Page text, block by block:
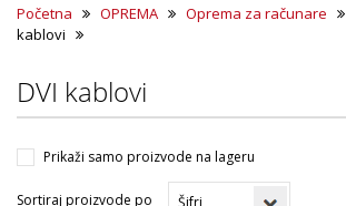
Početna OPREMA Oprema za računare
kablovi
DVI kablovi
Prikaži samo proizvode na lageru
Sortiraj proizvode po